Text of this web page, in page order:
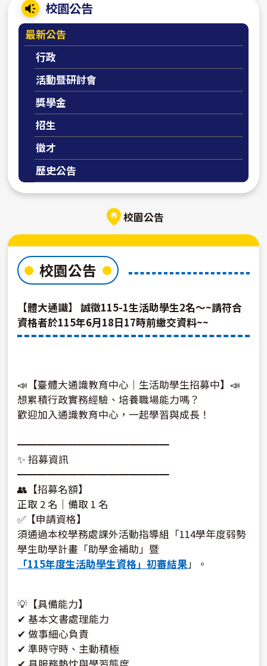
校園公告
最新公告
行政
活動暨研討會
獎學金
招生
徵才
歷史公告
校園公告
校園公告
【體大通識】 誠徵115-1生活助學生2名～~請符合
資格者於115年6月18日17時前繳交資料~~
📣【臺體大通識教育中心｜生活助學生招募中】📣
想累積行政實務經驗、培養職場能力嗎？
歡迎加入通識教育中心，一起學習與成長！
━━━━━━━━━━━━━━━
✨ 招募資訊
━━━━━━━━━━━━━━━
👥【招募名額】
正取 2 名｜備取 1 名
✅【申請資格】
須通過本校學務處課外活動指導組「114學年度弱勢
學生助學計畫「助學金補助」暨
「115年度生活助學生資格」初審結果」。
💡【具備能力】
✔ 基本文書處理能力
✔ 做事細心負責
✔ 準時守時、主動積極